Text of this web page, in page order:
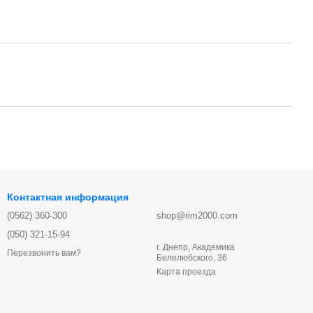
Контактная информация
(0562) 360-300
(050) 321-15-94
Перезвонить вам?
shop@rim2000.com
г. Днепр, Академика
Белелюбского, 36
Карта проезда